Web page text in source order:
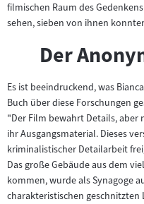
filmischen Raum des
sehen, sieben von ihnen
Der
Es ist beeindruckend, was
Buch über diese Forschungen
"Der Film bewahrt Details, aber
ihr Ausgangsmaterial. Dieses
kriminalistischer Detailarbeit
Das große Gebäude aus dem
kommen, wurde als Synagoge
charakteristischen